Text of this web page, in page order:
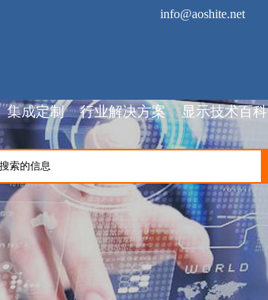
info@aoshite.net
显示技术百科
行业解决方案
集成定制